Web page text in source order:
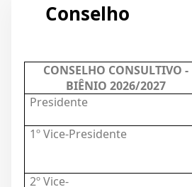
Conselho
CONSELHO CONSULTIVO -
BIÊNIO 2026/2027
Presidente
1º Vice-Presidente
2º Vice-